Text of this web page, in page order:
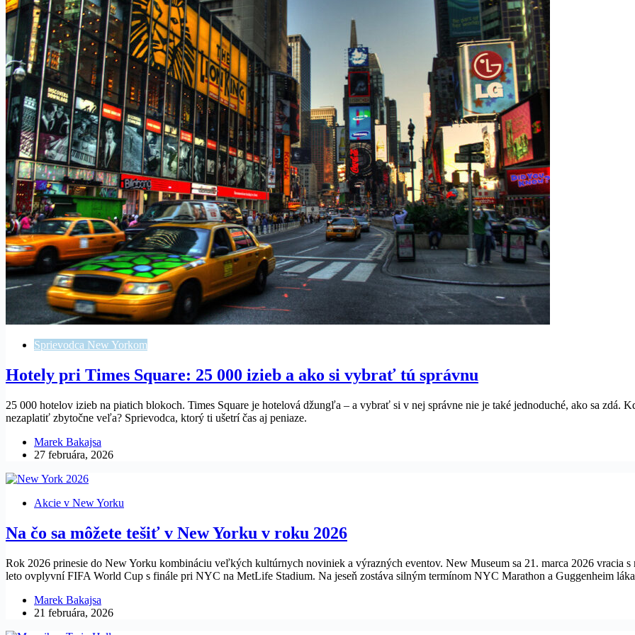
Sprievodca New Yorkom
Hotely pri Times Square: 25 000 izieb a ako si vybrať tú správnu
25 000 hotelov izieb na piatich blokoch. Times Square je hotelová džungľa – a vybrať si v nej správne nie je také jednoduché, ako sa zdá.
nezaplatiť zbytočne veľa? Sprievodca, ktorý ti ušetrí čas aj peniaze.
Marek Bakajsa
27 februára, 2026
Akcie v New Yorku
Na čo sa môžete tešiť v New Yorku v roku 2026
Rok 2026 prinesie do New Yorku kombináciu veľkých kultúrnych noviniek a výrazných eventov. New Museum sa 21. marca 2026 vracia
leto ovplyvní FIFA World Cup s finále pri NYC na MetLife Stadium. Na jeseň zostáva silným termínom NYC Marathon a Guggenheim
Marek Bakajsa
21 februára, 2026